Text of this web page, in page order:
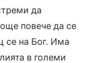
да
повече да се
се на Бог. Има
в големи